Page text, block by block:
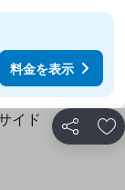
料金を表示
シェア お